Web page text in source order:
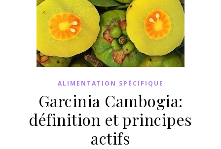
ALIMENTATION SPÉCIFIQUE
Garcinia Cambogia:
définition et principes
actifs